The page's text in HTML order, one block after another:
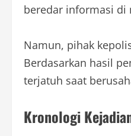
beredar informasi di
Namun, pihak
Berdasarkan hasil
terjatuh saat
Kronologi